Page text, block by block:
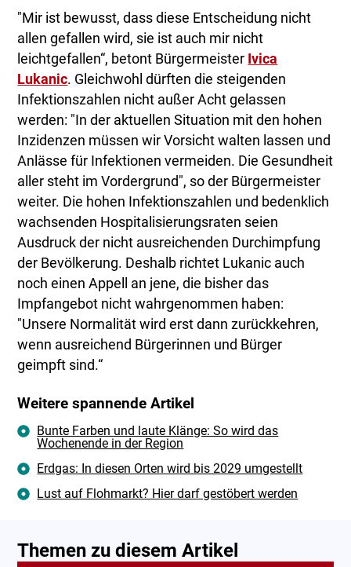
"Mir ist bewusst, dass diese Entscheidung nicht
allen gefallen wird, sie ist auch mir nicht
leichtgefallen“, betont Bürgermeister Ivica
Lukanic. Gleichwohl dürften die steigenden
Infektionszahlen nicht außer Acht gelassen
werden: "In der aktuellen Situation mit den hohen
Inzidenzen müssen wir Vorsicht walten lassen und
Anlässe für Infektionen vermeiden. Die Gesundheit
aller steht im Vordergrund", so der Bürgermeister
weiter. Die hohen Infektionszahlen und bedenklich
wachsenden Hospitalisierungsraten seien
Ausdruck der nicht ausreichenden Durchimpfung
der Bevölkerung. Deshalb richtet Lukanic auch
noch einen Appell an jene, die bisher das
Impfangebot nicht wahrgenommen haben:
"Unsere Normalität wird erst dann zurückkehren,
wenn ausreichend Bürgerinnen und Bürger
geimpft sind.“
Weitere spannende Artikel
Bunte Farben und laute Klänge: So wird das
Wochenende in der Region
Erdgas: In diesen Orten wird bis 2029 umgestellt
Lust auf Flohmarkt? Hier darf gestöbert werden
Themen zu diesem Artikel